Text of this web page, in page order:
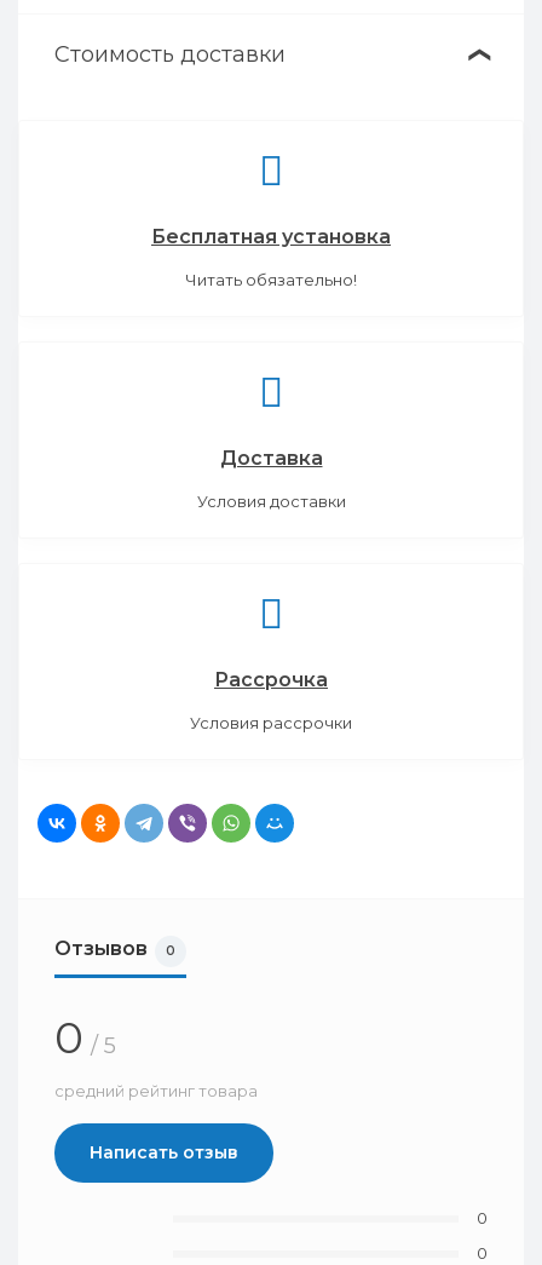
Стоимость доставки ❯
Бесплатная установка
Читать обязательно!
Доставка
Условия доставки
Рассрочка
Условия рассрочки
Отзывов 0
0 / 5
средний рейтинг товара
Написать отзыв
0
0